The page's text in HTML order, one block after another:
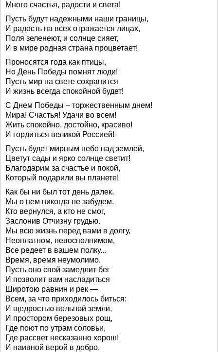
Много счастья, радости и света!
Пусть будут надежными наши границы,
И радость на всех отражается лицах,
Поля зеленеют, и солнце сияет,
И в мире родная страна процветает!
Проносятся года как птицы,
Но День Победы помнят люди!
Пусть мир на свете сохранится
И жизнь всегда спокойной будет!
С Днем Победы – торжественным днем!
Мира! Счастья! Удачи во всем!
Жить спокойно, достойно, красиво!
И гордиться великой Россией!
Пусть будет мирным небо над землей,
Цветут сады и ярко солнце светит!
Благодарим за счастье и покой,
Который подарили вы планете!
Как бы ни был тот день далек,
Мы о нем никогда не забудем.
Кто вернулся, а кто не смог,
Заслонив Отчизну грудью.
Мы всю жизнь перед вами в долгу,
Неоплатном, невосполнимом,
Все редеет в вашем полку...
Время, время неумолимо.
Пусть оно свой замедлит бег
И позволит вам насладиться
Широтою равнин и рек —
Всем, за что приходилось биться:
И щедростью вольной земли,
И простором березовых рощ,
Где поют по утрам соловьи,
Где рассвет несказанно хорош!
И наивной верой в добро,